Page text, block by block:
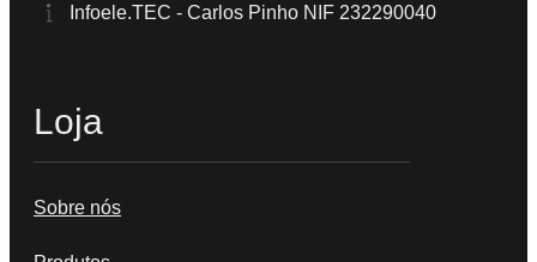
Infoele.TEC - Carlos Pinho NIF 232290040
Loja
Sobre nós